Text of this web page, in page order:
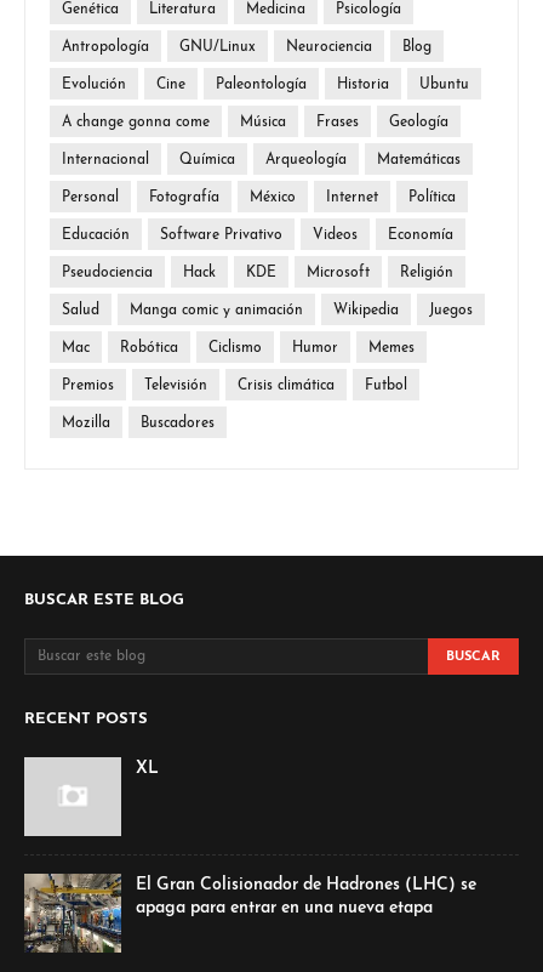
Genética Literatura Medicina Psicología
Antropología GNU/Linux Neurociencia Blog
Evolución Cine Paleontología Historia Ubuntu
A change gonna come Música Frases Geología
Internacional Química Arqueología Matemáticas
Personal Fotografía México Internet Política
Educación Software Privativo Videos Economía
Pseudociencia Hack KDE Microsoft Religión
Salud Manga comic y animación Wikipedia Juegos
Mac Robótica Ciclismo Humor Memes
Premios Televisión Crisis climática Futbol
Mozilla Buscadores
BUSCAR ESTE BLOG
RECENT POSTS
XL
El Gran Colisionador de Hadrones (LHC) se
apaga para entrar en una nueva etapa